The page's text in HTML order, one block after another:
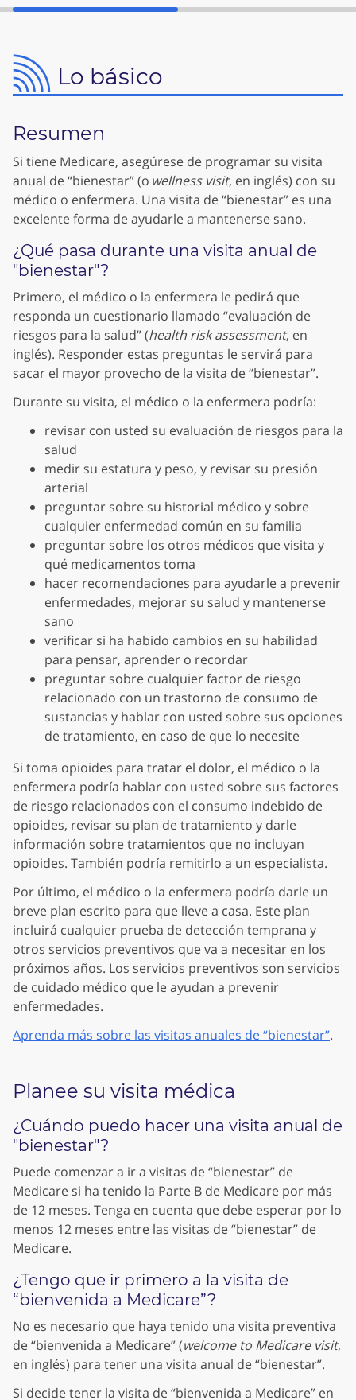
Lo básico
Resumen
Si tiene Medicare, asegúrese de programar su visita
anual de “bienestar” (o wellness visit, en inglés) con su
médico o enfermera. Una visita de “bienestar” es una
excelente forma de ayudarle a mantenerse sano.
¿Qué pasa durante una visita anual de
"bienestar"?
Primero, el médico o la enfermera le pedirá que
responda un cuestionario llamado “evaluación de
riesgos para la salud” (health risk assessment, en
inglés). Responder estas preguntas le servirá para
sacar el mayor provecho de la visita de “bienestar”.
Durante su visita, el médico o la enfermera podría:
revisar con usted su evaluación de riesgos para la
salud
medir su estatura y peso, y revisar su presión
arterial
preguntar sobre su historial médico y sobre
cualquier enfermedad común en su familia
preguntar sobre los otros médicos que visita y
qué medicamentos toma
hacer recomendaciones para ayudarle a prevenir
enfermedades, mejorar su salud y mantenerse
sano
verificar si ha habido cambios en su habilidad
para pensar, aprender o recordar
preguntar sobre cualquier factor de riesgo
relacionado con un trastorno de consumo de
sustancias y hablar con usted sobre sus opciones
de tratamiento, en caso de que lo necesite
Si toma opioides para tratar el dolor, el médico o la
enfermera podría hablar con usted sobre sus factores
de riesgo relacionados con el consumo indebido de
opioides, revisar su plan de tratamiento y darle
información sobre tratamientos que no incluyan
opioides. También podría remitirlo a un especialista.
Por último, el médico o la enfermera podría darle un
breve plan escrito para que lleve a casa. Este plan
incluirá cualquier prueba de detección temprana y
otros servicios preventivos que va a necesitar en los
próximos años. Los servicios preventivos son servicios
de cuidado médico que le ayudan a prevenir
enfermedades.
Aprenda más sobre las visitas anuales de “bienestar”.
Planee su visita médica
¿Cuándo puedo hacer una visita anual de
"bienestar"?
Puede comenzar a ir a visitas de “bienestar” de
Medicare si ha tenido la Parte B de Medicare por más
de 12 meses. Tenga en cuenta que debe esperar por lo
menos 12 meses entre las visitas de “bienestar” de
Medicare.
¿Tengo que ir primero a la visita de
“bienvenida a Medicare”?
No es necesario que haya tenido una visita preventiva
de “bienvenida a Medicare” (welcome to Medicare visit,
en inglés) para tener una visita anual de “bienestar”.
Si decide tener la visita de “bienvenida a Medicare” en